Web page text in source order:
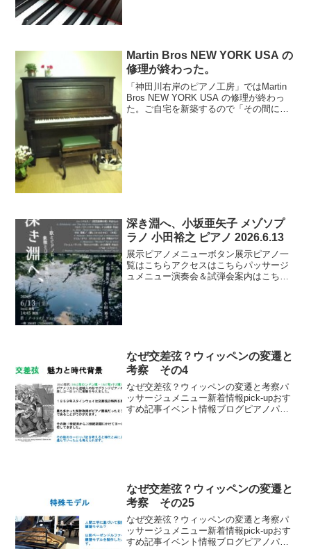
Martin Bros NEW YORK USA の
修理が終わった。
「神田川右岸のピアノ工房」ではMartin
Bros NEW YORK USA の修理が終わっ
た。ご自宅を新築するので「その間にメ
深き淵へ、小坂亜矢子 メゾソプ
ラノ 小田裕之 ピアノ 2026.6.13
展示ピアノメニューボタン展示ピアノ一
覧はこちらアクセスはこちらパッサージ
ュメニュー演奏会＆試弾会案内はこち
なぜ交差弦？ウィッペンの変遷と
考察 その4
なぜ交差弦？ウィッペンの変遷と考察パ
ッサージュメニュー新着情報pick-upおす
すめ記事イベント情報ブログピアノパッ
なぜ交差弦？ウィッペンの変遷と
考察 その25
なぜ交差弦？ウィッペンの変遷と考察パ
ッサージュメニュー新着情報pick-upおす
すめ記事イベント情報ブログピアノパッ